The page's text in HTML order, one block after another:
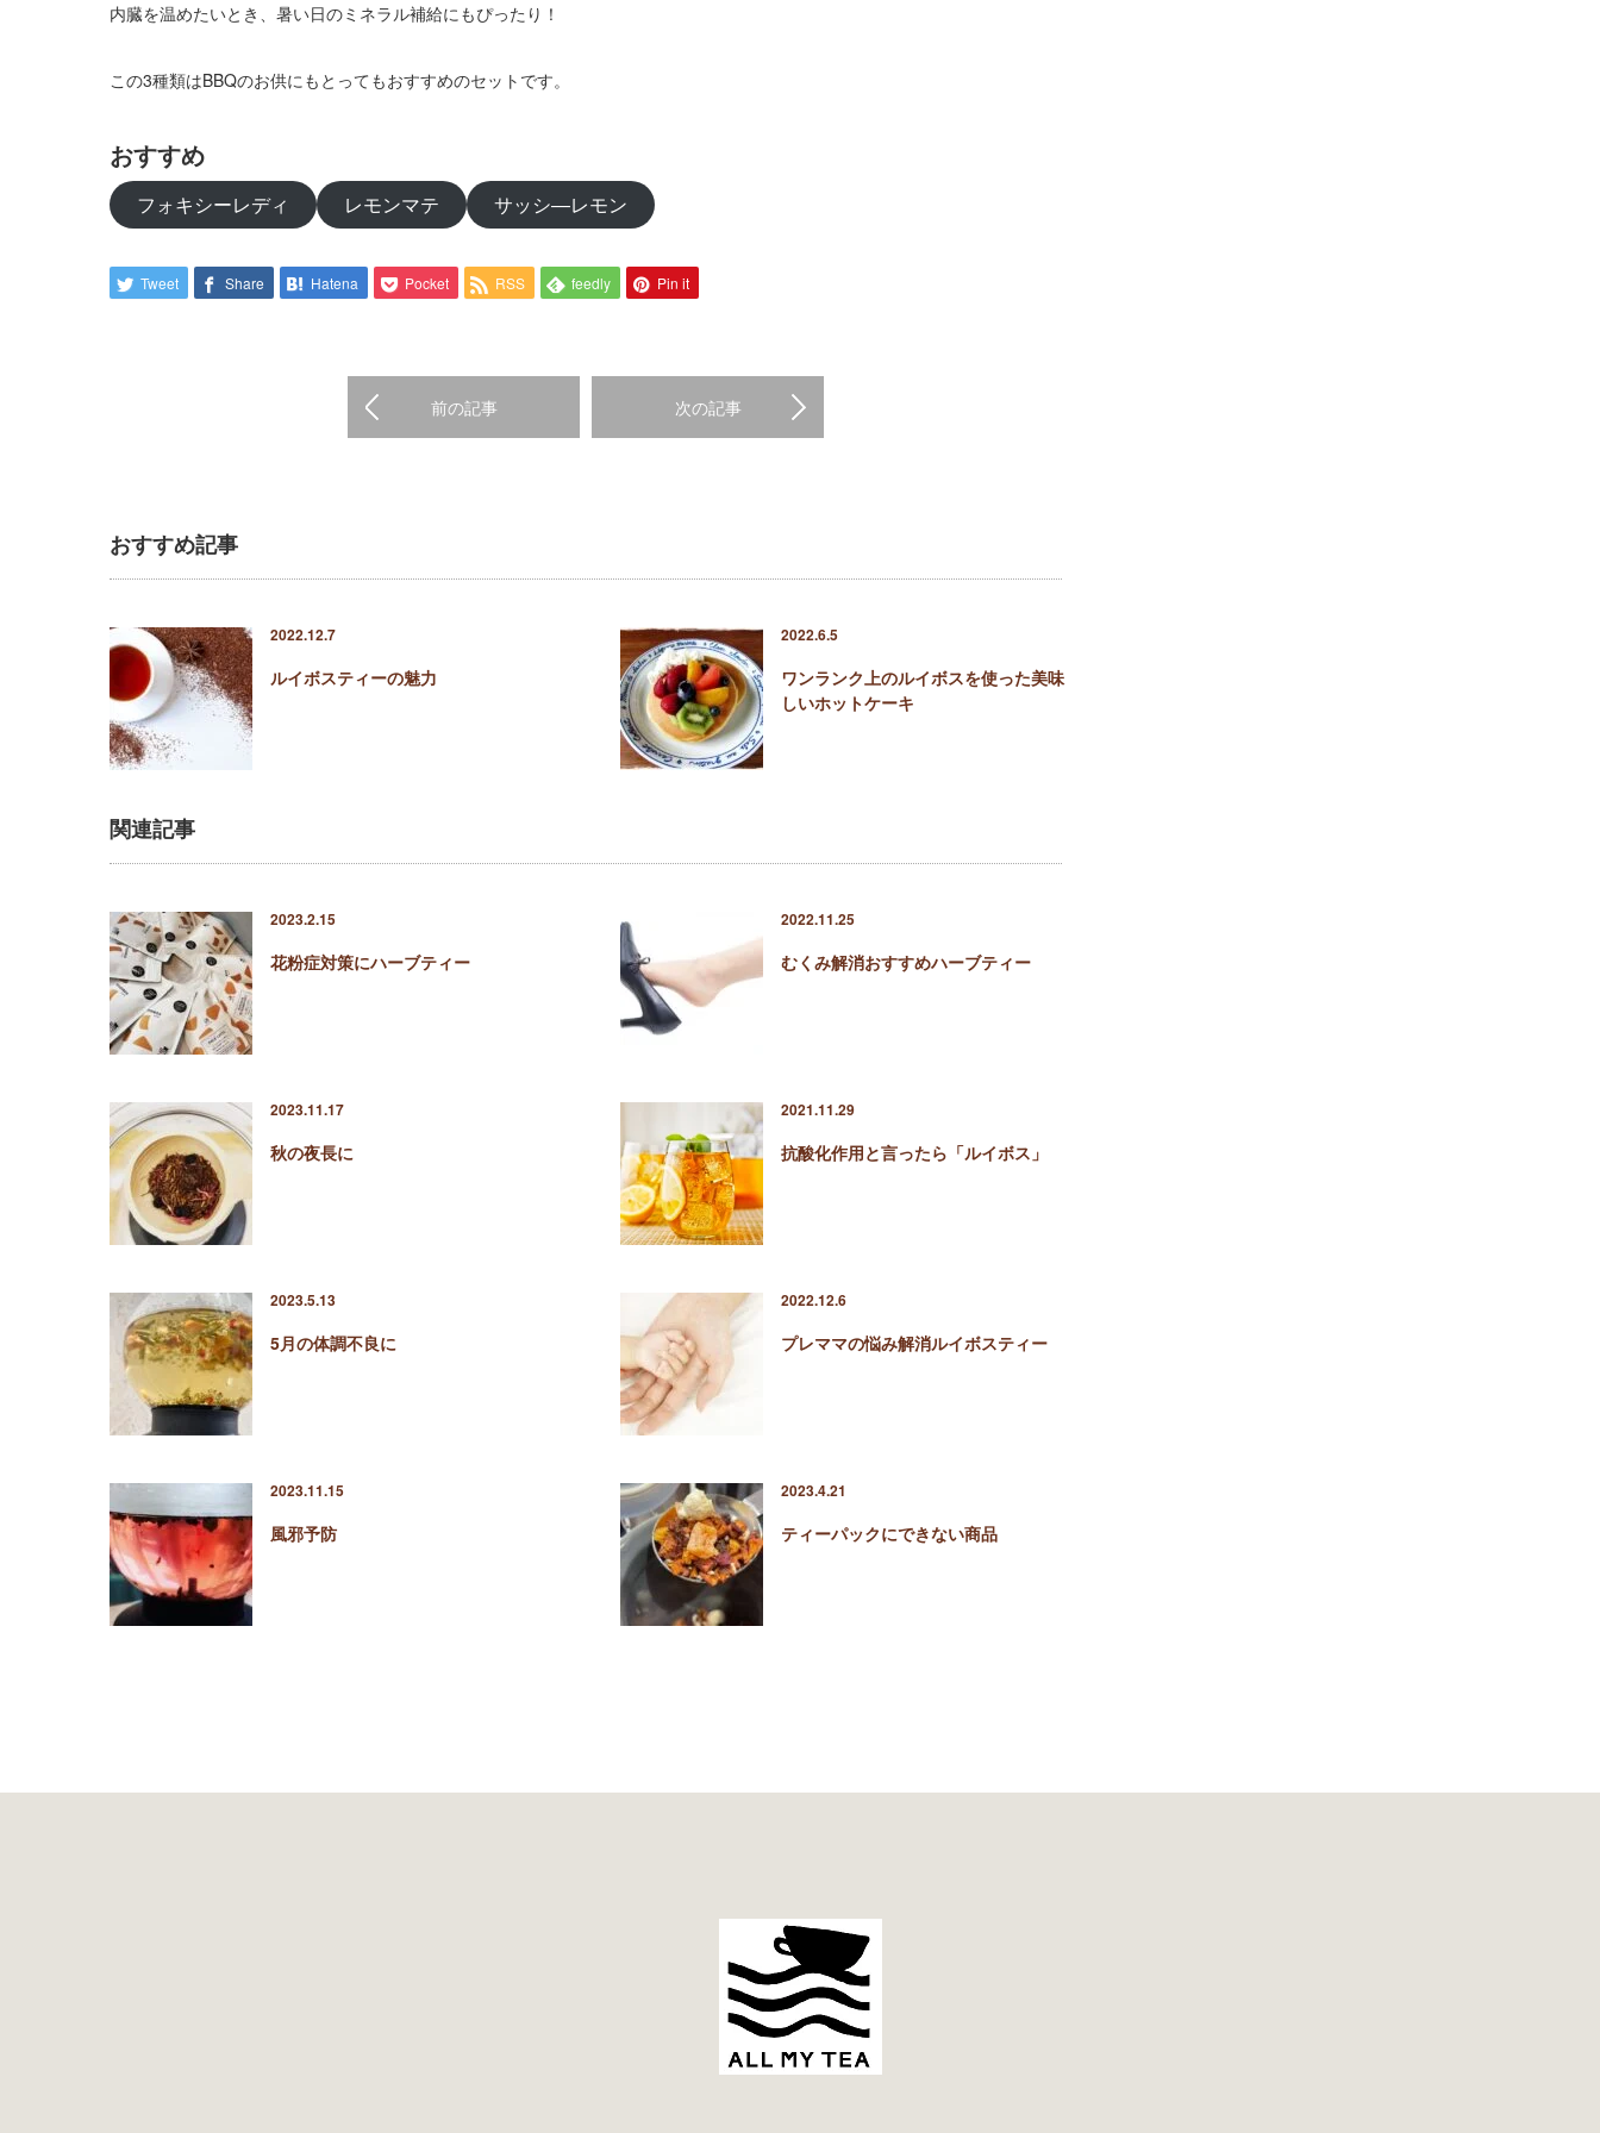
内臓を温めたいとき、暑い日のミネラル補給にもぴったり！
この3種類はBBQのお供にもとってもおすすめのセットです。
おすすめ
フォキシーレディ レモンマテ サッシ―レモン
Tweet Share Hatena Pocket RSS feedly Pin it
前の記事 次の記事
おすすめ記事
2022.12.7
ルイボスティーの魅力
2022.6.5
ワンランク上のルイボスを使った美味
しいホットケーキ
関連記事
2023.2.15
花粉症対策にハーブティー
2022.11.25
むくみ解消おすすめハーブティー
2023.11.17
秋の夜長に
2021.11.29
抗酸化作用と言ったら「ルイボス」
2023.5.13
5月の体調不良に
2022.12.6
プレママの悩み解消ルイボスティー
2023.11.15
風邪予防
2023.4.21
ティーパックにできない商品